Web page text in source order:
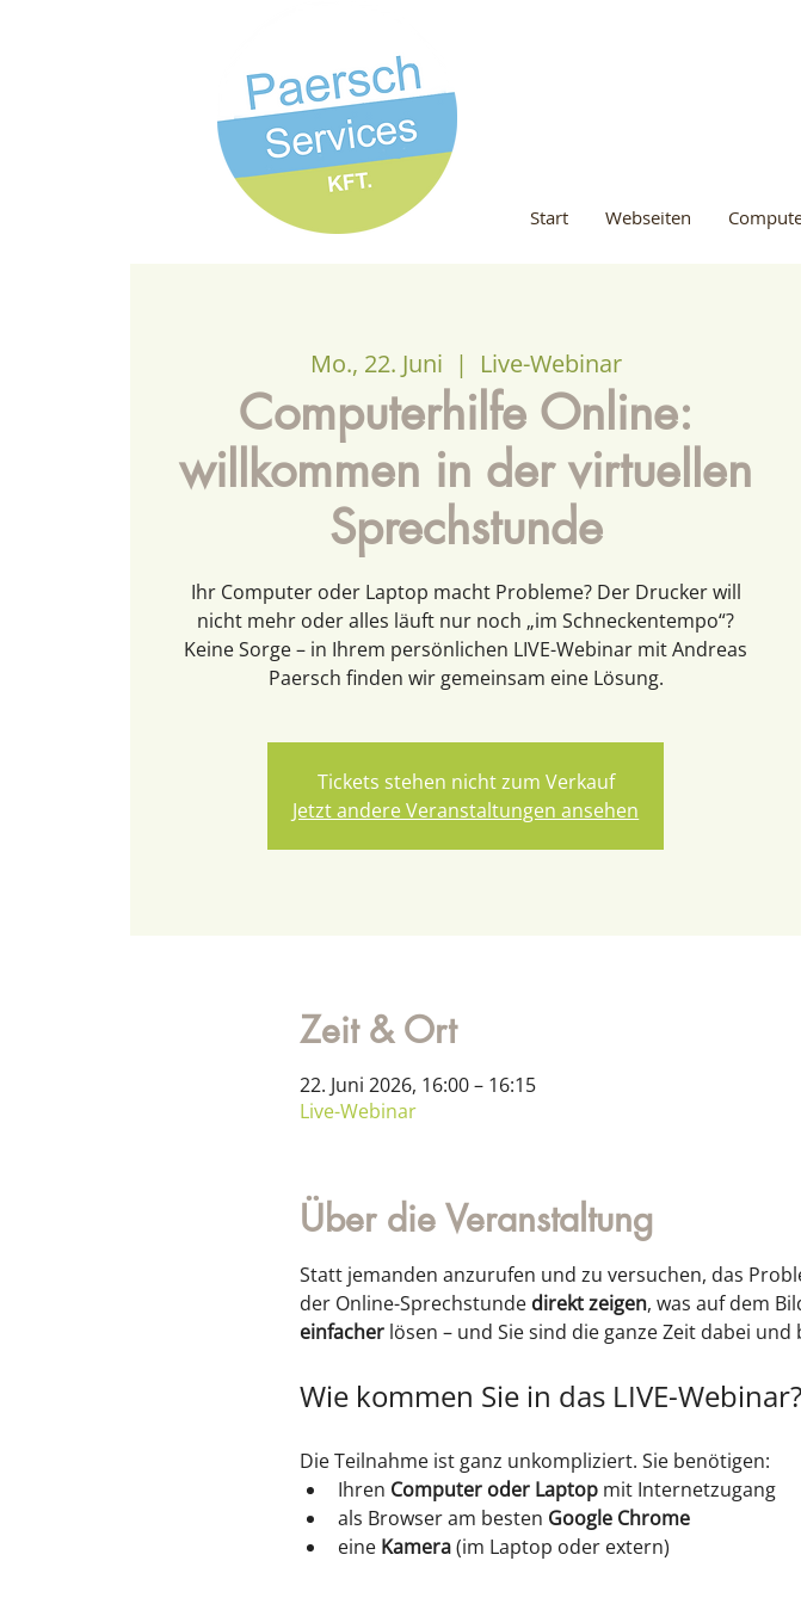
Start Webseiten
Mo., 22. Juni
  |
Live-Webinar
Computerhilfe Online:
willkommen in der virtuellen
Sprechstunde
Ihr Computer oder Laptop macht Probleme? Der Drucker will
nicht mehr oder alles läuft nur noch „im Schneckentempo“?
Keine Sorge – in Ihrem persönlichen LIVE-Webinar mit Andreas
Paersch finden wir gemeinsam eine Lösung.
Tickets stehen nicht zum Verkauf
Jetzt andere Veranstaltungen ansehen
Zeit & Ort
22. Juni 2026, 16:00 – 16:15
Live-Webinar
Über die Veranstaltung
Statt jemanden anzurufen und zu versuchen, das
der Online-Sprechstunde direkt zeigen, was auf dem
einfacher lösen – und Sie sind die ganze Zeit dabei
Wie kommen Sie in das LIVE-Webinar?
Die Teilnahme ist ganz unkompliziert. Sie benötigen:
Ihren Computer oder Laptop mit Internetzugang
als Browser am besten Google Chrome
eine Kamera (im Laptop oder extern)